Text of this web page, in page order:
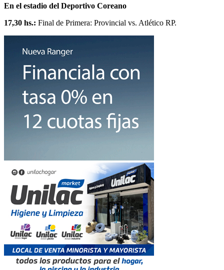
En el estadio del Deportivo Coreano
17,30 hs.: Final de Primera: Provincial vs. Atlético RP.